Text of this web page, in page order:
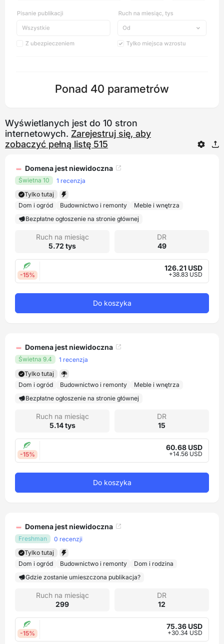
Ponad 40 parametrów
Wyświetlanych jest do 10 stron
internetowych. Zarejestruj się, aby
zobaczyć pełną listę 515
Domena jest niewidoczna
Świetna 10
1 recenzja
Tylko tutaj
Dom i ogród
Budownictwo i remonty
Meble i wnętrza
Bezpłatne ogłoszenie na stronie głównej
Ruch na miesiąc
5.72 tys
DR
49
-15%
126.21 USD
+38.83 USD
Do koszyka
Domena jest niewidoczna
Świetna 9.4
1 recenzja
Tylko tutaj
Dom i ogród
Budownictwo i remonty
Meble i wnętrza
Bezpłatne ogłoszenie na stronie głównej
Ruch na miesiąc
5.14 tys
DR
15
-15%
60.68 USD
+14.56 USD
Do koszyka
Domena jest niewidoczna
Freshman
0 recenzji
Tylko tutaj
Dom i ogród
Budownictwo i remonty
Dom i rodzina
Gdzie zostanie umieszczona publikacja?
Ruch na miesiąc
299
DR
12
-15%
75.36 USD
+30.34 USD